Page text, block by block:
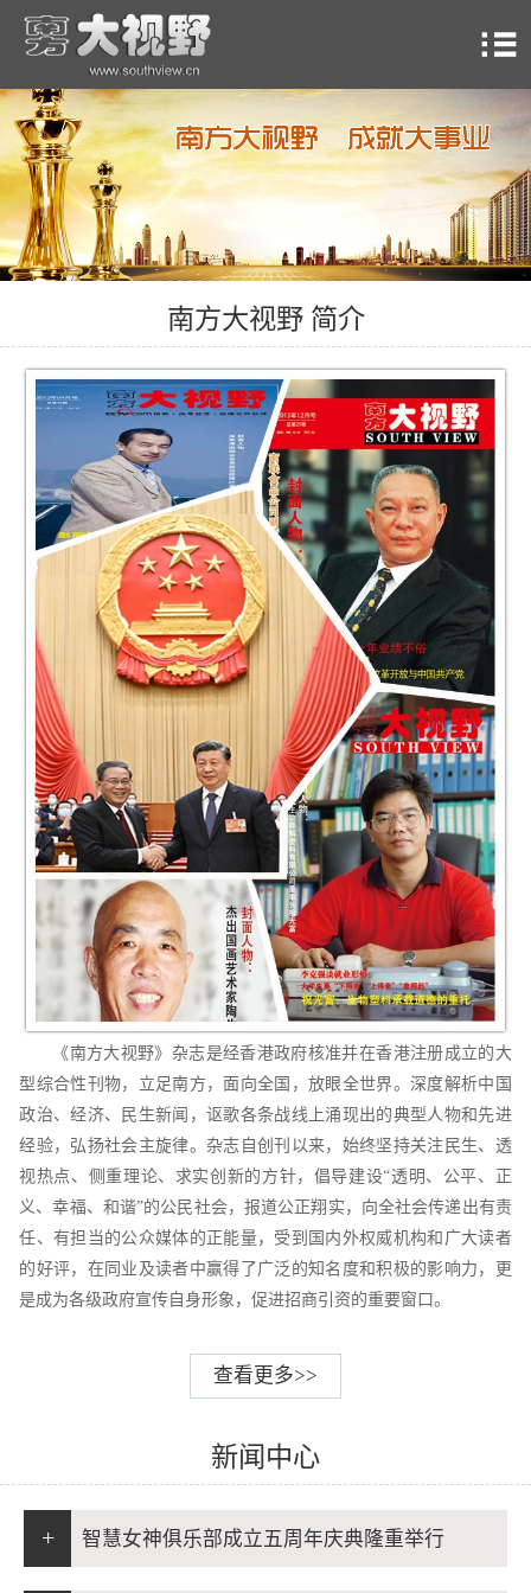
南方大视野 简介
《南方大视野》杂志是经香港政府核准并在香港注册成立的大
型综合性刊物，立足南方，面向全国，放眼全世界。深度解析中国
政治、经济、民生新闻，讴歌各条战线上涌现出的典型人物和先进
经验，弘扬社会主旋律。杂志自创刊以来，始终坚持关注民生、透
视热点、侧重理论、求实创新的方针，倡导建设“透明、公平、正
义、幸福、和谐”的公民社会，报道公正翔实，向全社会传递出有责
任、有担当的公众媒体的正能量，受到国内外权威机构和广大读者
的好评，在同业及读者中赢得了广泛的知名度和积极的影响力，更
是成为各级政府宣传自身形象，促进招商引资的重要窗口。
查看更多>>
新闻中心
+ 智慧女神俱乐部成立五周年庆典隆重举行